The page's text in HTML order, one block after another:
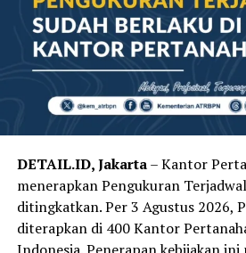
DETAIL.ID, Jakarta– Kantor
menerapkan Pengukuran
ditingkatkan. Per 3 Agustus 2026,
diterapkan di 400 Kantor